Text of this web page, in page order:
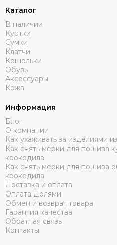
Каталог
В наличии
Куртки
Сумки
Клатчи
Кошельки
Обувь
Аксессуары
Кожа
Информация
Блог
О компании
Как ухаживать за изделиями
Как снять мерки для пошива
крокодила
Как снять мерки для пошива
крокодила
Доставка и оплата
Оплата Долями
Обмен и возврат товара
Гарантия качества
Обратная связь
Контакты